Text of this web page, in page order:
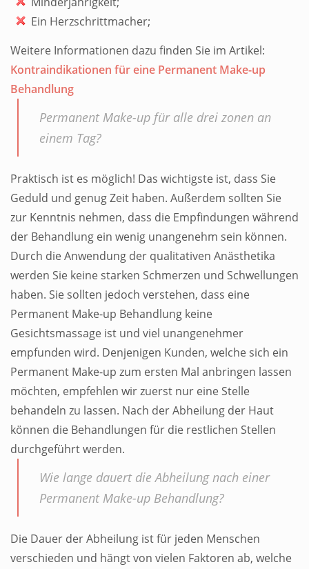
Ein Herzschrittmacher;
Weitere Informationen dazu finden Sie im Artikel:
Kontraindikationen für eine Permanent Make-up
Behandlung
Permanent Make-up für alle drei zonen an
einem Tag?
Praktisch ist es möglich! Das wichtigste ist, dass Sie
Geduld und genug Zeit haben. Außerdem sollten Sie
zur Kenntnis nehmen, dass die Empfindungen während
der Behandlung ein wenig unangenehm sein können.
Durch die Anwendung der qualitativen Anästhetika
werden Sie keine starken Schmerzen und Schwellungen
haben. Sie sollten jedoch verstehen, dass eine
Permanent Make-up Behandlung keine
Gesichtsmassage ist und viel unangenehmer
empfunden wird. Denjenigen Kunden, welche sich ein
Permanent Make-up zum ersten Mal anbringen lassen
möchten, empfehlen wir zuerst nur eine Stelle
behandeln zu lassen. Nach der Abheilung der Haut
können die Behandlungen für die restlichen Stellen
durchgeführt werden.
Wie lange dauert die Abheilung nach einer
Permanent Make-up Behandlung?
Die Dauer der Abheilung ist für jeden Menschen
verschieden und hängt von vielen Faktoren ab, welche